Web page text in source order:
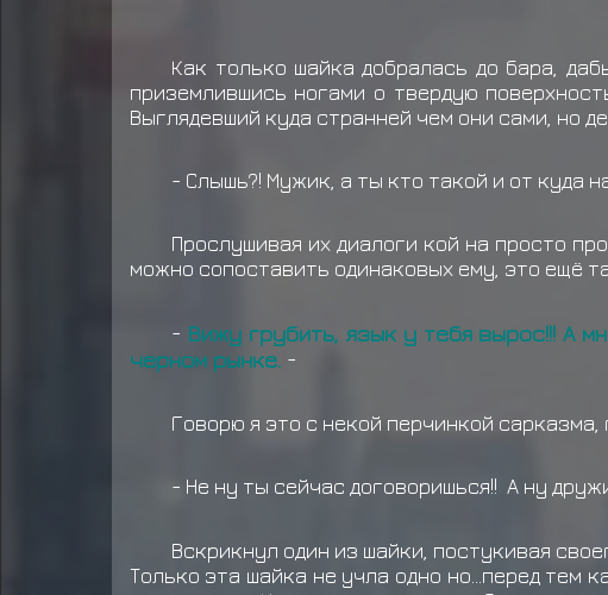
Как только шайка добралась до бара,
приземлившись ногами о твердую
Выглядевший куда странней чем они сами, но
- Слышь?! Мужик, а ты кто такой и от куда
Прослушивая их диалоги кой на просто
можно сопоставить одинаковых ему, это ещё
- Вижу грубить, язык у тебя вырос!!! А
черном рынке. -
Говорю я это с некой перчинкой
- Не ну ты сейчас договоришься!! А ну
Вскрикнул один из шайки, постукивая
Только эта шайка не учла одно но...перед тем